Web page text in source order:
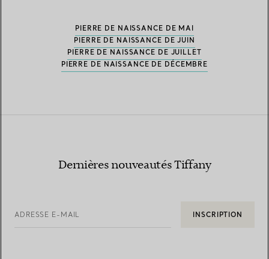
PIERRE DE NAISSANCE DE MAI
PIERRE DE NAISSANCE DE JUIN
PIERRE DE NAISSANCE DE JUILLET
PIERRE DE NAISSANCE DE DÉCEMBRE
Dernières nouveautés Tiffany
ADRESSE E-MAIL INSCRIPTION